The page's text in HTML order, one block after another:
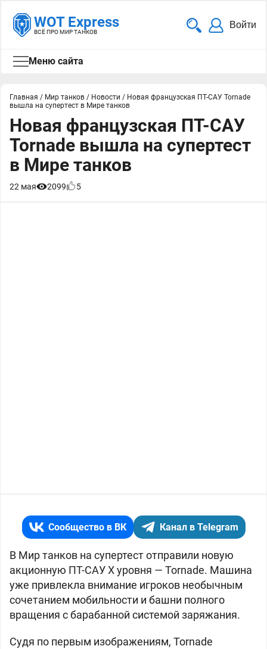
WOT Express
ВСЁ ПРО МИР ТАНКОВ
Войти
Меню сайта
Главная / Мир танков / Новости / Новая французская ПТ-САУ Tornade
вышла на супертест в Мире танков
Новая французская ПТ-САУ
Tornade вышла на супертест
в Мире танков
22 мая 2099 5
Сообщество в ВК Канал в Telegram
В Мир танков на супертест отправили новую
акционную ПТ-САУ X уровня — Tornade. Машина
уже привлекла внимание игроков необычным
сочетанием мобильности и башни полного
вращения с барабанной системой заряжания.
Судя по первым изображениям, Tornade